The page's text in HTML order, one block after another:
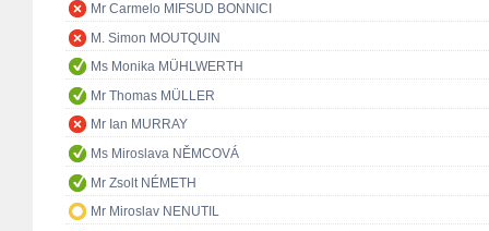
Mr Carmelo MIFSUD BONNICI
M. Simon MOUTQUIN
Ms Monika MÜHLWERTH
Mr Thomas MÜLLER
Mr Ian MURRAY
Ms Miroslava NĚMCOVÁ
Mr Zsolt NÉMETH
Mr Miroslav NENUTIL